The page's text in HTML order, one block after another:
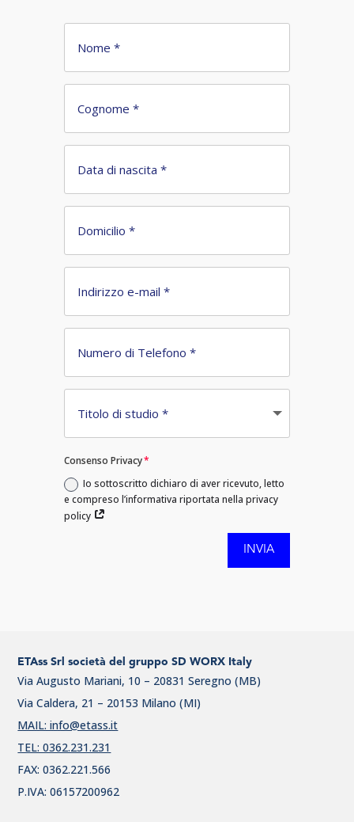
Consenso Privacy
Io sottoscritto dichiaro di aver ricevuto, letto
e compreso l’informativa riportata nella privacy
policy
INVIA
ETAss Srl società del gruppo SD WORX Italy
Via Augusto Mariani, 10 – 20831 Seregno (MB)
Via Caldera, 21 – 20153 Milano (MI)
MAIL: info@etass.it
TEL: 0362.231.231
FAX: 0362.221.566
P.IVA: 06157200962